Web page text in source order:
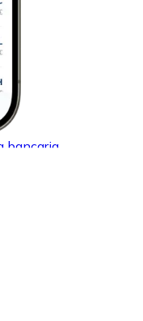
bancaria